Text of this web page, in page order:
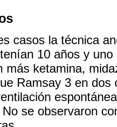
casos la técnica
10 años y
más ketamina,
Ramsay 3 en
se observaron